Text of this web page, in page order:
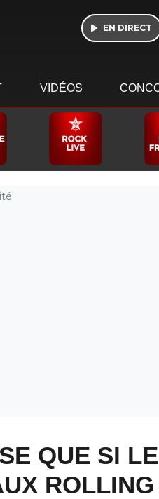
EN DIRECT
VIDÉOS
QUE SI